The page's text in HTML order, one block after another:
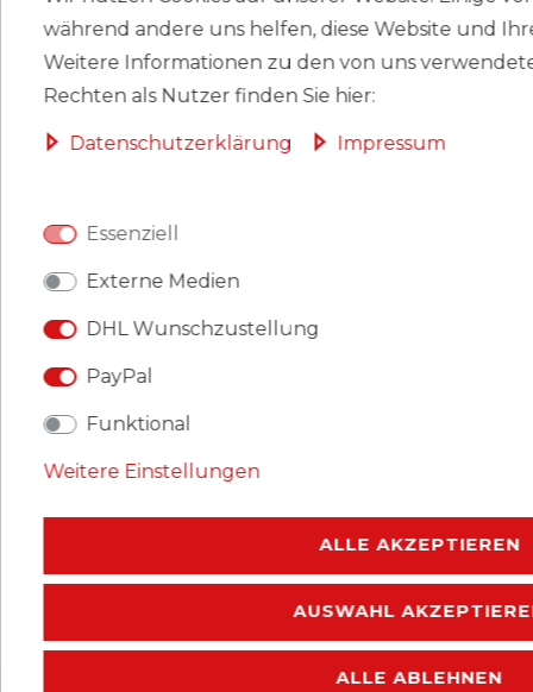
Briefmarken Malediven 6379-6382 Kleinbogen
(kompl. Ausg.) postfrisch 2016 Wasim Akram
Ausgabeanlass: 2016 Wasim Akram
Titel: 6379-6382 Kleinbogen (kompl. Ausg.)
Katalognummern: 6379
Ausgabejahr: 2016
Erhaltung: postfrisch
während andere uns helfen, diese Website und
Weitere Informationen zu den von uns
Rechten als Nutzer finden Sie hier:
Daten­schutz­erklärung Impressum
Essenziell
Externe Medien
DHL Wunschzustellung
PayPal
Funktional
Weitere Einstellungen
ALLE AKZEPTIEREN
AUSWAHL
ALLE ABLEHNEN